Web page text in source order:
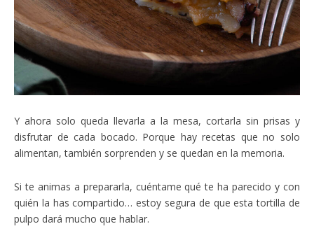
Y ahora solo queda llevarla a la mesa, cortarla sin prisas y
disfrutar de cada bocado. Porque hay recetas que no solo
alimentan, también sorprenden y se quedan en la memoria.
Si te animas a prepararla, cuéntame qué te ha parecido y con
quién la has compartido… estoy segura de que esta tortilla de
pulpo dará mucho que hablar.